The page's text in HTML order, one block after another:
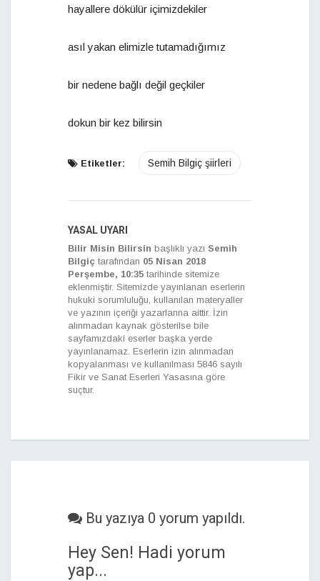
hayallere dökülür içimizdekiler
asıl yakan elimizle tutamadığımız
bir nedene bağlı değil geçkiler
dokun bir kez bilirsin
Etiketler: Semih Bilgiç şiirleri
YASAL UYARI
Bilir Misin Bilirsin başlıklı yazı Semih
Bilgiç tarafından 05 Nisan 2018
Perşembe, 10:35 tarihinde sitemize
eklenmiştir. Sitemizde yayınlanan eserlerin
hukuki sorumluluğu, kullanılan materyaller
ve yazının içeriği yazarlarına aittir. İzin
alınmadan kaynak gösterilse bile
sayfamızdaki eserler başka yerde
yayınlanamaz. Eserlerin izin alınmadan
kopyalanması ve kullanılması 5846 sayılı
Fikir ve Sanat Eserleri Yasasına göre
suçtur.
Bu yazıya 0 yorum yapıldı.
Hey Sen! Hadi yorum
yap...